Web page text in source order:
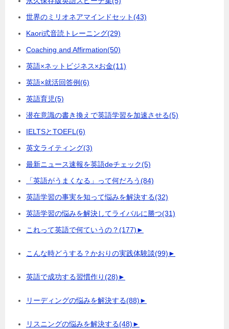
世界のミリオネアマインドセット(43)
Kaori式音読トレーニング(29)
Coaching and Affirmation(50)
英語×ネットビジネス×お金(11)
英語×就活回答例(6)
英語育児(5)
潜在意識の書き換えで英語学習を加速させる(5)
IELTSとTOEFL (6)
英文ライティング(3)
最新ニュース速報を英語deチェック(5)
「英語がうまくなる」って何だろう(84)
英語学習の事実を知って悩みを解決する(32)
英語学習の悩みを解決してライバルに勝つ(31)
これって英語で何ていうの？(177)►
こんな時どうする？かおりの実践体験談(99)►
英語で成功する習慣作り(28)►
リーディングの悩みを解決する(88)►
リスニングの悩みを解決する(48)►